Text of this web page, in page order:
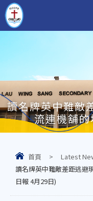
讀名牌英中難敵
流連機舖
首頁 > Latest
讀名牌英中難敵差距逃避
日報 4月29日)